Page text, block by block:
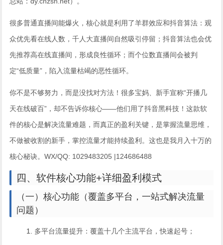
很多普通直播间能爆火，核心就是利用了羊群效应和抖音算法：观
众优先看在线人数，千人大直播间自然吸引停留；抖音算法也会优
先推荐高在线直播间，形成良性循环；而个位数直播间会被判
定“低质量”，陷入流量枯竭的恶性循环。
你不是不够努力，而是没找对方法！很多宝妈、新手宣称“开播几
天在线破百”，却不告诉你核心——他们用了抖音黑科技！这款软
件的核心是解决流量难题，而真正的盈利关键，是掌握流量思维，
不做被收割的新手，掌控流量才能持续盈利。这也是我月入十万的
核心秘诀。WX/QQ: 1029483205 |124686488
四、软件核心功能+详细盈利模式
（一）核心功能（覆盖多平台，一站式解决流量
问题）
多平台流量提升：覆盖十几个主流平台，快速起号；